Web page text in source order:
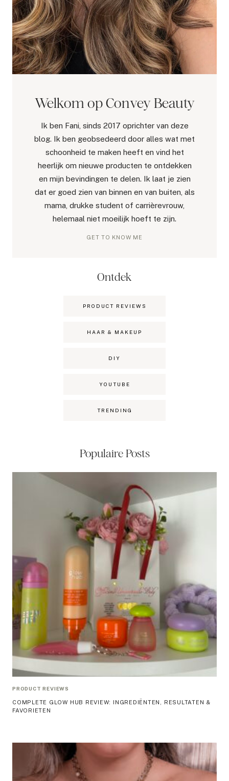
Welkom op Convey Beauty
Ik ben Fani, sinds 2017 oprichter van deze
blog. Ik ben geobsedeerd door alles wat met
schoonheid te maken heeft en vind het
heerlijk om nieuwe producten te ontdekken
en mijn bevindingen te delen. Ik laat je zien
dat er goed zien van binnen en van buiten, als
mama, drukke student of carrièrevrouw,
helemaal niet moeilijk hoeft te zijn.
GET TO KNOW ME
Ontdek
PRODUCT REVIEWS
HAAR & MAKEUP
DIY
YOUTUBE
TRENDING
Populaire Posts
PRODUCT REVIEWS
COMPLETE GLOW HUB REVIEW: INGREDIËNTEN, RESULTATEN &
FAVORIETEN